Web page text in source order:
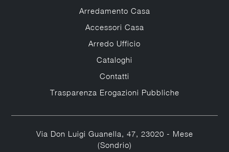
Arredamento Casa
Accessori Casa
Arredo Ufficio
Cataloghi
Contatti
Trasparenza Erogazioni Pubbliche
Via Don Luigi Guanella, 47, 23020 - Mese
(Sondrio)